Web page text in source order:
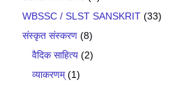
WBSSC / SLST SANSKRIT (33)
संस्कृत संस्करण (8)
वैदिक साहित्य (2)
व्याकरणम्(1)